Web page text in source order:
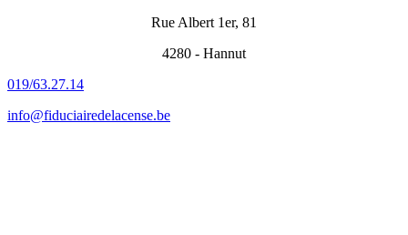
Rue Albert 1er, 81
4280 - Hannut
019/63.27.14
info@fiduciairedelacense.be